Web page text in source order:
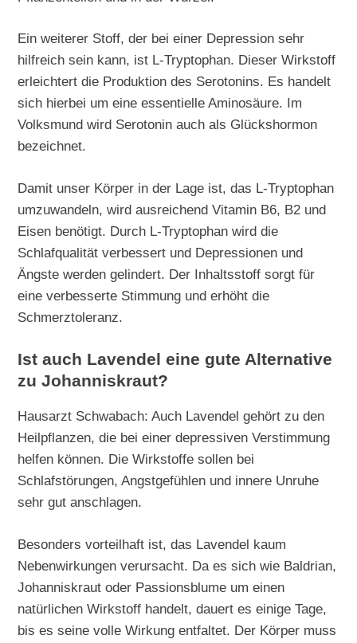
Ein weiterer Stoff, der bei einer Depression sehr
hilfreich sein kann, ist L-Tryptophan. Dieser Wirkstoff
erleichtert die Produktion des Serotonins. Es handelt
sich hierbei um eine essentielle Aminosäure. Im
Volksmund wird Serotonin auch als Glückshormon
bezeichnet.
Damit unser Körper in der Lage ist, das L-Tryptophan
umzuwandeln, wird ausreichend Vitamin B6, B2 und
Eisen benötigt. Durch L-Tryptophan wird die
Schlafqualität verbessert und Depressionen und
Ängste werden gelindert. Der Inhaltsstoff sorgt für
eine verbesserte Stimmung und erhöht die
Schmerztoleranz.
Ist auch Lavendel eine gute Alternative
zu Johanniskraut?
Hausarzt Schwabach: Auch Lavendel gehört zu den
Heilpflanzen, die bei einer depressiven Verstimmung
helfen können. Die Wirkstoffe sollen bei
Schlafstörungen, Angstgefühlen und innere Unruhe
sehr gut anschlagen.
Besonders vorteilhaft ist, das Lavendel kaum
Nebenwirkungen verursacht. Da es sich wie Baldrian,
Johanniskraut oder Passionsblume um einen
natürlichen Wirkstoff handelt, dauert es einige Tage,
bis es seine volle Wirkung entfaltet. Der Körper muss